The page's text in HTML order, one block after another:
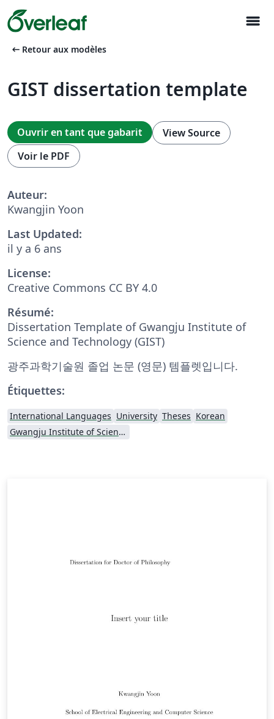
menu
arrow_left_alt Retour aux modèles
GIST dissertation template
Ouvrir en tant que gabarit
View Source
Voir le PDF
Auteur:
Kwangjin Yoon
Last Updated:
il y a 6 ans
License:
Creative Commons CC BY 4.0
Résumé:
Dissertation Template of Gwangju Institute of
Science and Technology (GIST)
광주과학기술원 졸업 논문 (영문) 템플렛입니다.
Étiquettes:
International Languages University Theses Korean
Gwangju Institute of Science and Technology